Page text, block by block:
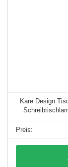
Kare Design